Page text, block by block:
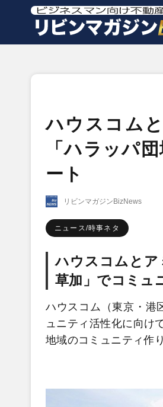
ハウスコム
「ハラッパ
ート
リビンマガジンBizNews
ニュース/時事ネタ
ハウスコムとア
草加」でコミュ
ハウスコム（東京・港
ュニティ活性化に向け
地域のコミュニティ作